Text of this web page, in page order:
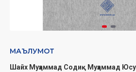
МАЪЛУМОТ
Шайх Муҳаммад Содиқ Муҳаммад